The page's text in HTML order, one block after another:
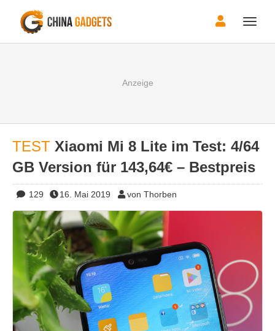
Toggle
TEST Xiaomi Mi 8 Lite im Test: 4/64
GB Version für 143,64€ – Bestpreis
129 16. Mai 2019 von Thorben